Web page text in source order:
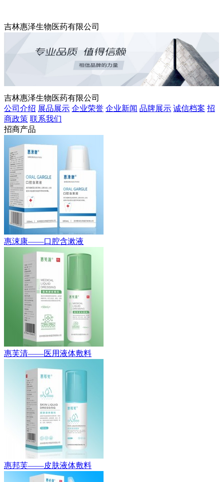
吉林惠泽生物医药有限公司
吉林惠泽生物医药有限公司
公司介绍 展品展示 企业荣誉 企业新闻 品牌展示 诚信档案 招
商政策 联系我们
招商产品
惠涑康——口腔含漱液
惠芙清——医用液体敷料
惠邦芙——皮肤液体敷料